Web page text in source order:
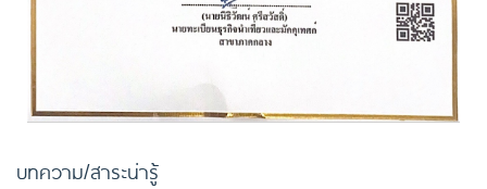
บทความ/สาระน่ารู้